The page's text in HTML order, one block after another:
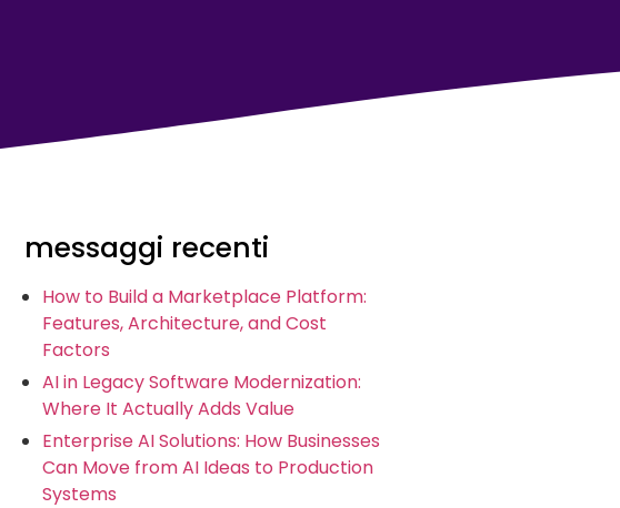
messaggi recenti
How to Build a Marketplace Platform:
Features, Architecture, and Cost
Factors
AI in Legacy Software Modernization:
Where It Actually Adds Value
Enterprise AI Solutions: How Businesses
Can Move from AI Ideas to Production
Systems